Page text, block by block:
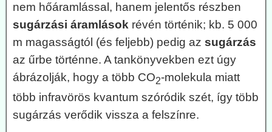
nem hőáramlással, hanem jelentős részben
sugárzási áramlások révén történik; kb. 5 000
m magasságtól (és feljebb) pedig az sugárzás
az űrbe történne. A tankönyvekben ezt úgy
ábrázolják, hogy a több CO2-molekula miatt
több infravörös kvantum szóródik szét, így több
sugárzás verődik vissza a felszínre.